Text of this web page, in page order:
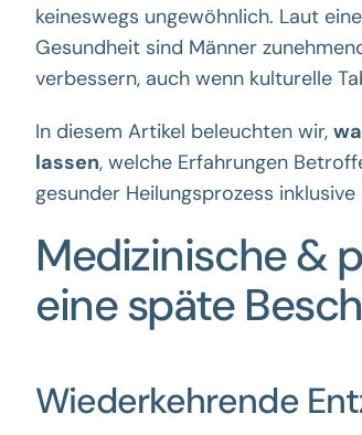
keineswegs ungewöhnlich. Laut
Gesundheit sind Männer
verbessern, auch wenn kulturelle
In diesem Artikel beleuchten wir,
lassen, welche Erfahrungen
gesunder Heilungsprozess
Medizinische &
eine späte
Wiederkehrende